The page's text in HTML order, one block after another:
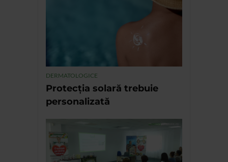
DERMATOLOGICE
Protecția solară trebuie
personalizată